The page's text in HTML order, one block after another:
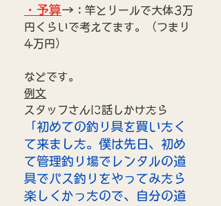
・予算→ ：竿とリールで大体3万
円くらいで考えてます。（つまり
4万円）
などです。
例文
スタッフさんに話しかけたら
「初めての釣り具を買いたく
て来ました。僕は先日、初め
て管理釣り場でレンタルの道
具でバス釣りをやってみたら
楽しくかったので、自分の道